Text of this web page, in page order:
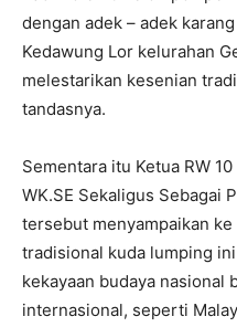
dengan adek – adek
Kedawung Lor kelurahan
melestarikan kesenian
tandasnya.
Sementara itu Ketua RW
WK.SE Sekaligus Sebagai
tersebut menyampaikan ke
tradisional kuda lumping
kekayaan budaya nasional
internasional, seperti